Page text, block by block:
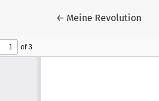
← Zu Artikeldetails
Meine Revolution